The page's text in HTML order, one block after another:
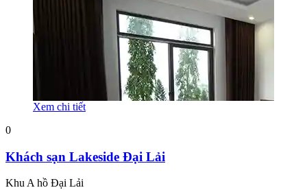
Xem chi tiết
0
Khách sạn Lakeside Đại Lải
Khu A hồ Đại Lải